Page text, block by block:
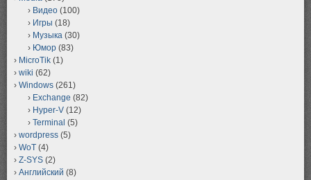
Видео (100)
Игры (18)
Музыка (30)
Юмор (83)
MicroTik (1)
wiki (62)
Windows (261)
Exchange (82)
Hyper-V (12)
Terminal (5)
wordpress (5)
WoT (4)
Z-SYS (2)
Английский (8)